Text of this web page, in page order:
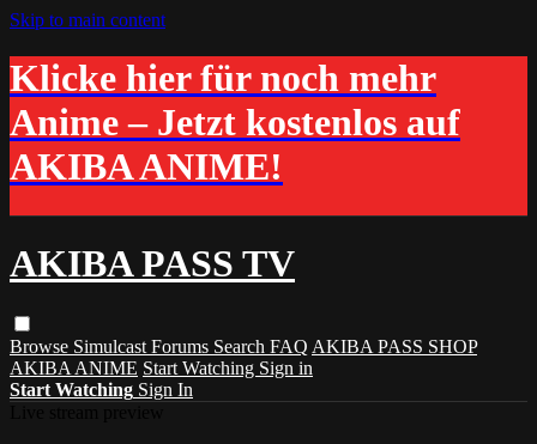
Skip to main content
Klicke hier für noch mehr
Anime – Jetzt kostenlos auf
AKIBA ANIME!
AKIBA PASS TV
Browse Simulcast Forums Search FAQ AKIBA PASS SHOP
AKIBA ANIME Start Watching Sign in
Start Watching Sign In